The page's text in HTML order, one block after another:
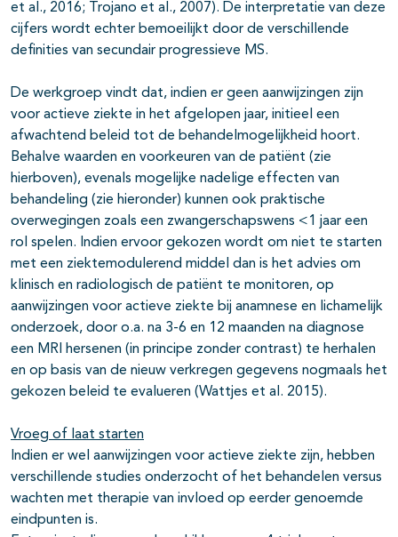
et al., 2016; Trojano et al., 2007). De interpretatie van deze
cijfers wordt echter bemoeilijkt door de verschillende
definities van secundair progressieve MS.
De werkgroep vindt dat, indien er geen aanwijzingen zijn
voor actieve ziekte in het afgelopen jaar, initieel een
afwachtend beleid tot de behandelmogelijkheid hoort.
Behalve waarden en voorkeuren van de patiënt (zie
hierboven), evenals mogelijke nadelige effecten van
behandeling (zie hieronder) kunnen ook praktische
overwegingen zoals een zwangerschapswens <1 jaar een
rol spelen. Indien ervoor gekozen wordt om niet te starten
met een ziektemodulerend middel dan is het advies om
klinisch en radiologisch de patiënt te monitoren, op
aanwijzingen voor actieve ziekte bij anamnese en lichamelijk
onderzoek, door o.a. na 3-6 en 12 maanden na diagnose
een MRI hersenen (in principe zonder contrast) te herhalen
en op basis van de nieuw verkregen gegevens nogmaals het
gekozen beleid te evalueren (Wattjes et al. 2015).
Vroeg of laat starten
Indien er wel aanwijzingen voor actieve ziekte zijn, hebben
verschillende studies onderzocht of het behandelen versus
wachten met therapie van invloed op eerder genoemde
eindpunten is.